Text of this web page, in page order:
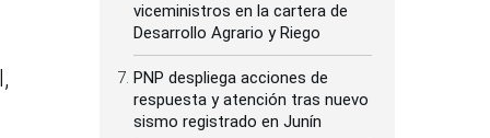
viceministros en la cartera de
Desarrollo Agrario y Riego
PNP despliega acciones de
respuesta y atención tras nuevo
sismo registrado en Junín